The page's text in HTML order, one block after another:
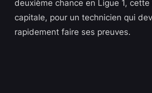
deuxième chance en Ligue 1,
capitale, pour un technicien qui
rapidement faire ses preuves.